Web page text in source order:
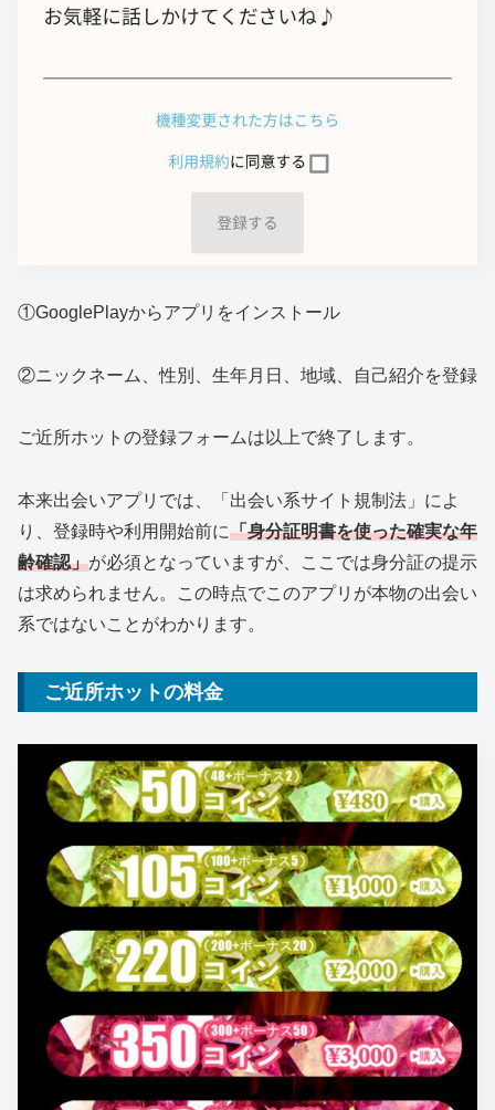
①GooglePlayからアプリをインストール
②ニックネーム、性別、生年月日、地域、自己紹介を登録
ご近所ホットの登録フォームは以上で終了します。
本来出会いアプリでは、「出会い系サイト規制法」によ
り、登録時や利用開始前に「身分証明書を使った確実な年
齢確認」が必須となっていますが、ここでは身分証の提示
は求められません。この時点でこのアプリが本物の出会い
系ではないことがわかります。
ご近所ホットの料金